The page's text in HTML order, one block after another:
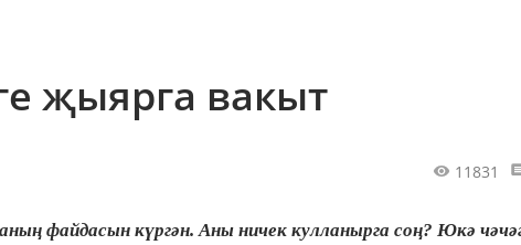
җыярга вакыт
11831
файдасын күргән. Аны ничек кулланырга соң? Юкә